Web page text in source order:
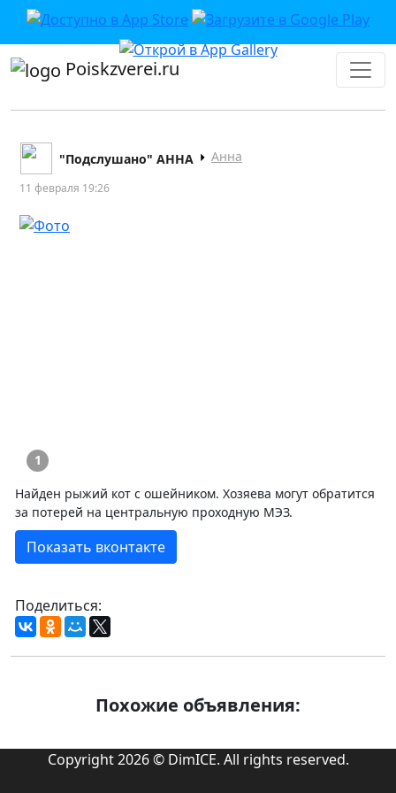
Poiskzverei.ru
"Подслушано" АННА Анна
11 февраля 19:26
1
Найден рыжий кот с ошейником. Хозяева могут обратится
за потерей на центральную проходную МЭЗ.
Показать вконтакте
Поделиться:
Похожие объявления:
Copyright 2026 © DimICE. All rights reserved.